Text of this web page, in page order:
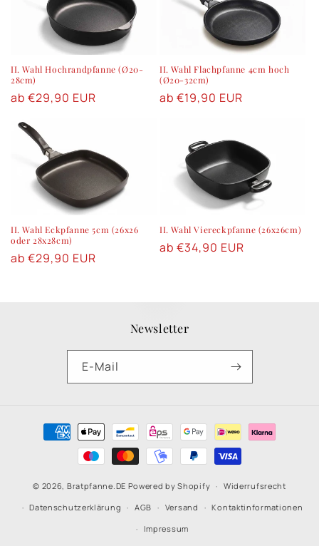
II. Wahl Hochrandpfanne (Ø20-
28cm)
Normaler
ab €29,90 EUR
II. Wahl Flachpfanne 4cm hoch
(Ø20-32cm)
Normaler
ab €19,90 EUR
II. Wahl Eckpfanne 5cm (26x26
oder 28x28cm)
Normaler
ab €29,90 EUR
II. Wahl Viereckpfanne (26x26cm)
Normaler
ab €34,90 EUR
Newsletter
E-Mail
Zahlungsmethoden
© 2026, Bratpfanne.DE Powered by Shopify
Widerrufsrecht
Datenschutzerklärung
AGB Versand
Kontaktinformationen
Impressum